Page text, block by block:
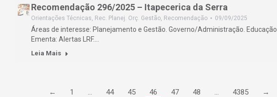
Recomendação 296/2025 – Itapecerica da Serra
Orientações Técnicas, Rec. Planej. Orç. Gestão, Recomendação 09/09/2025
Áreas de interesse: Planejamento e Gestão. Governo/Administração. Educação
Ementa: Alertas LRF.…
Leia Mais
← 1 … 44 45 46 47 48 … 4385 →